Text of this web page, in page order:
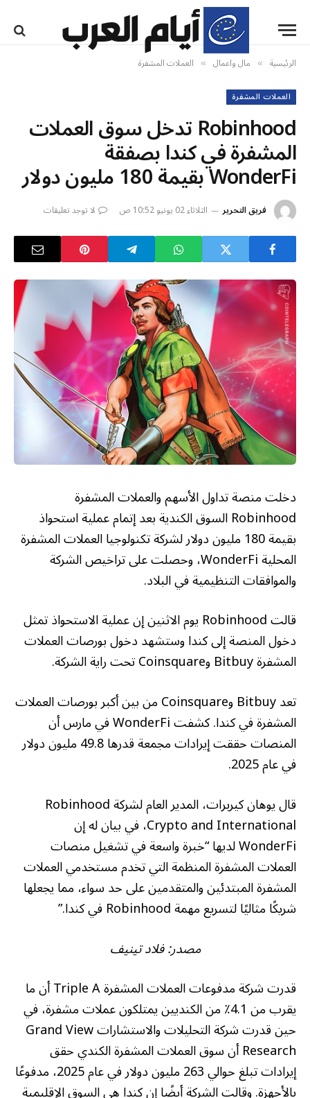
الرئيسية » مال واعمال » العملات المشفرة
العملات المشفرة
Robinhood تدخل سوق العملات
المشفرة في كندا بصفقة
WonderFi بقيمة 180 مليون دولار
فريق التحرير الثلاثاء 02 يونيو 10:52 ص لا توجد تعليقات
دخلت منصة تداول الأسهم والعملات المشفرة
Robinhood السوق الكندية بعد إتمام عملية استحواذ
بقيمة 180 مليون دولار لشركة تكنولوجيا العملات المشفرة
المحلية WonderFi، وحصلت على تراخيص الشركة
والموافقات التنظيمية في البلاد.
قالت Robinhood يوم الاثنين إن عملية الاستحواذ تمثل
دخول المنصة إلى كندا وستشهد دخول بورصات العملات
المشفرة Bitbuy وCoinsquare تحت راية الشركة.
تعد Bitbuy وCoinsquare من بين أكبر بورصات العملات
المشفرة في كندا. كشفت WonderFi في مارس أن
المنصات حققت إيرادات مجمعة قدرها 49.8 مليون دولار
في عام 2025.
قال يوهان كيربرات، المدير العام لشركة Robinhood
Crypto and International، في بيان له إن
WonderFi لديها “خبرة واسعة في تشغيل منصات
العملات المشفرة المنظمة التي تخدم مستخدمي العملات
المشفرة المبتدئين والمتقدمين على حد سواء، مما يجعلها
شريكًا مثاليًا لتسريع مهمة Robinhood في كندا.”
مصدر:فلاد تينيف
قدرت شركة مدفوعات العملات المشفرة Triple A أن ما
يقرب من 4.1٪ من الكنديين يمتلكون عملات مشفرة، في
حين قدرت شركة التحليلات والاستشارات Grand View
Research أن سوق العملات المشفرة الكندي حقق
إيرادات تبلغ حوالي 263 مليون دولار في عام 2025، مدفوعًا
بالأجهزة. وقالت الشركة أيضًا إن كندا هي السوق الإقليمية